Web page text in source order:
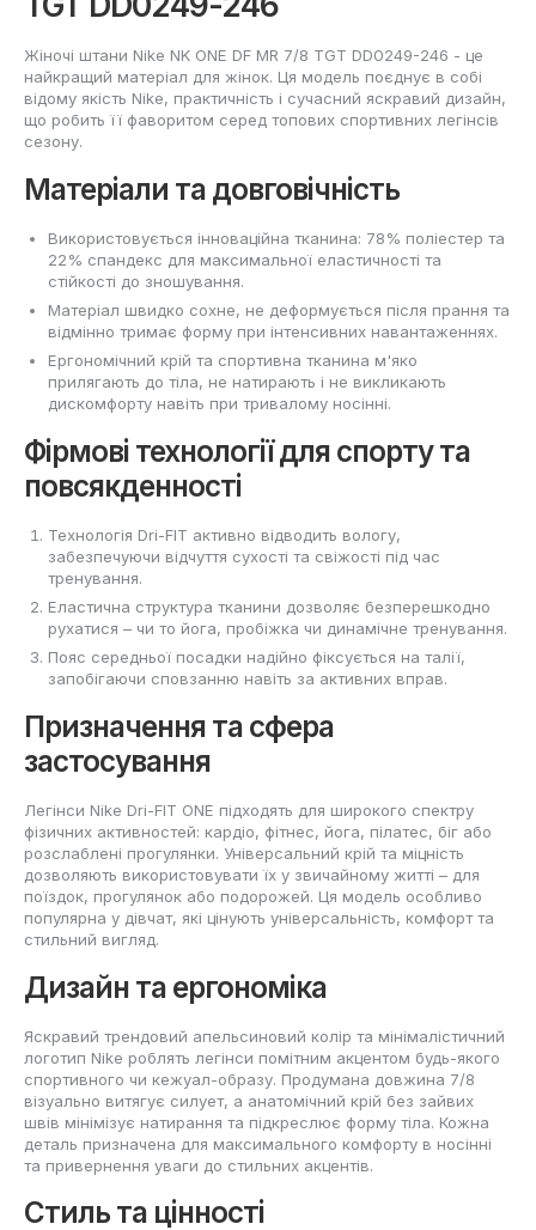
Жіночі штани Nike NK ONE DF MR 7/8 TGT DD0249-246 - це
найкращий матеріал для жінок. Ця модель поєднує в собі
відому якість Nike, практичність і сучасний яскравий дизайн,
що робить її фаворитом серед топових спортивних легінсів
сезону.
Матеріали та довговічність
Використовується інноваційна тканина: 78% поліестер та
22% спандекс для максимальної еластичності та
стійкості до зношування.
Матеріал швидко сохне, не деформується після прання та
відмінно тримає форму при інтенсивних навантаженнях.
Ергономічний крій та спортивна тканина м'яко
прилягають до тіла, не натирають і не викликають
дискомфорту навіть при тривалому носінні.
Фірмові технології для спорту та
повсякденності
Технологія Dri-FIT активно відводить вологу,
забезпечуючи відчуття сухості та свіжості під час
тренування.
Еластична структура тканини дозволяє безперешкодно
рухатися – чи то йога, пробіжка чи динамічне тренування.
Пояс середньої посадки надійно фіксується на талії,
запобігаючи сповзанню навіть за активних вправ.
Призначення та сфера
застосування
Легінси Nike Dri-FIT ONE підходять для широкого спектру
фізичних активностей: кардіо, фітнес, йога, пілатес, біг або
розслаблені прогулянки. Універсальний крій та міцність
дозволяють використовувати їх у звичайному житті – для
поїздок, прогулянок або подорожей. Ця модель особливо
популярна у дівчат, які цінують універсальність, комфорт та
стильний вигляд.
Дизайн та ергономіка
Яскравий трендовий апельсиновий колір та мінімалістичний
логотип Nike роблять легінси помітним акцентом будь-якого
спортивного чи кежуал-образу. Продумана довжина 7/8
візуально витягує силует, а анатомічний крій без зайвих
швів мінімізує натирання та підкреслює форму тіла. Кожна
деталь призначена для максимального комфорту в носінні
та привернення уваги до стильних акцентів.
Стиль та цінності